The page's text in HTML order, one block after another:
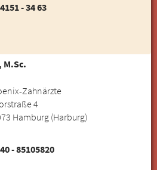
- 34 63
M.Sc.
Zahnärzte
4
Hamburg (Harburg)
- 85105820